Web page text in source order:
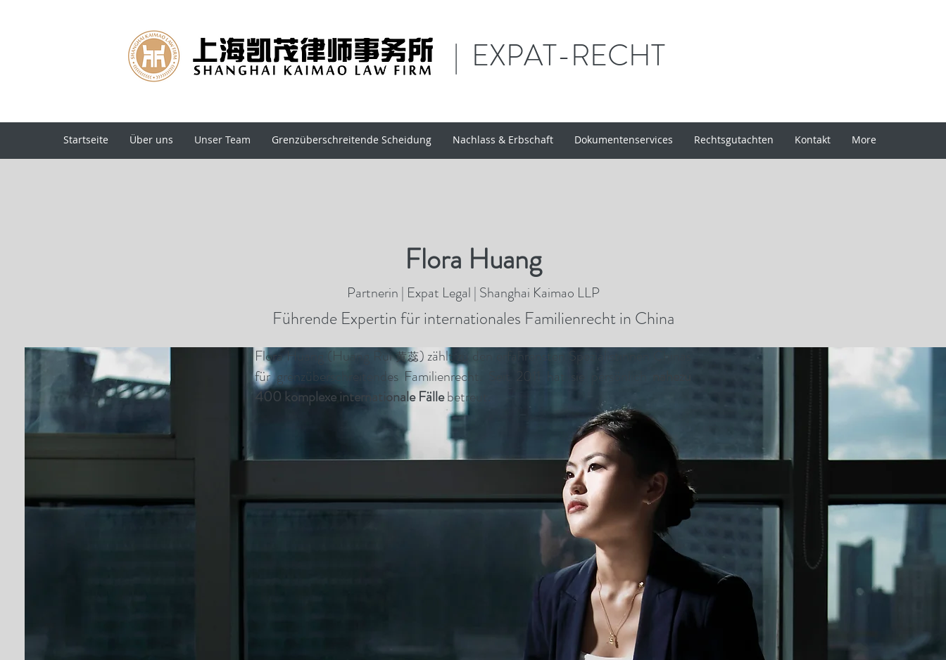
| EXPAT-RECHT
Startseite Über uns Unser Team Grenzüberschreitende Scheidung Nachlass & Erbschaft Dokumentenservices Rechtsgutachten Kontakt More
Flora Huang
Partnerin | Expat Legal | Shanghai Kaimao LLP
Führende Expertin für internationales Familienrecht in China
Flora Huang (Huang Rui黄蕊) zählt zu den erfahrensten Spezialistinnen Chinas
für grenzüberschreitendes Familienrecht. Seit 2011 hat sie persönlich
400 komplexe internationale Fällebetreut